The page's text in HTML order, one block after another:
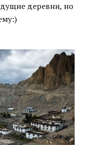
деревни, но